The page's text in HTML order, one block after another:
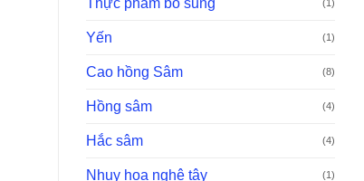
(1)
Yến (1)
Cao hồng Sâm (8)
Hồng sâm (4)
Hắc sâm (4)
Nhụy hoa nghệ tây (1)